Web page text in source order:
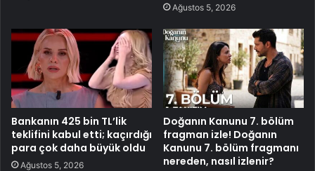
Ağustos 5, 2026
Bankanın 425 bin TL’lik
teklifini kabul etti; kaçırdığı
para çok daha büyük oldu
Ağustos 5, 2026
Doğanın Kanunu 7. bölüm
fragman izle! Doğanın
Kanunu 7. bölüm fragmanı
nereden, nasıl izlenir?